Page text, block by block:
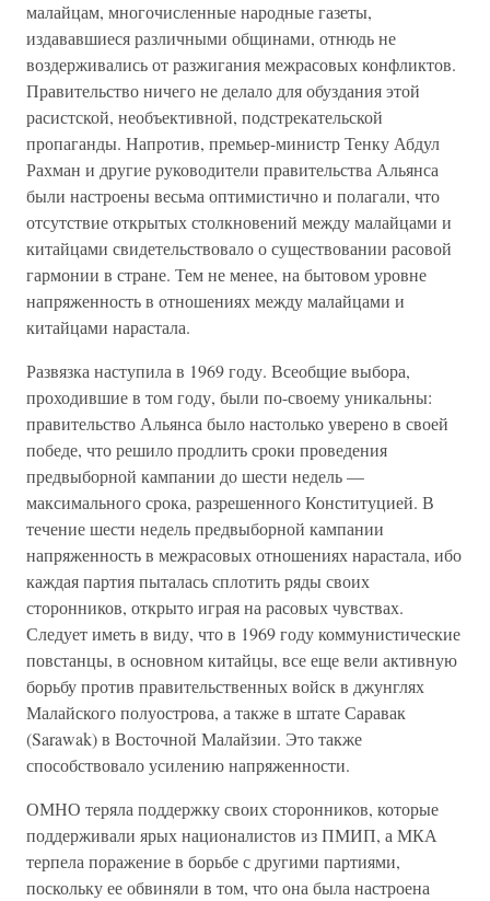
малайцам, многочисленные народные газеты,
издававшиеся различными общинами, отнюдь не
воздерживались от разжигания межрасовых конфликтов.
Правительство ничего не делало для обуздания этой
расистской, необъективной, подстрекательской
пропаганды. Напротив, премьер-министр Тенку Абдул
Рахман и другие руководители правительства Альянса
были настроены весьма оптимистично и полагали, что
отсутствие открытых столкновений между малайцами и
китайцами свидетельствовало о существовании расовой
гармонии в стране. Тем не менее, на бытовом уровне
напряженность в отношениях между малайцами и
китайцами нарастала.
Развязка наступила в 1969 году. Всеобщие выбора,
проходившие в том году, были по-своему уникальны:
правительство Альянса было настолько уверено в своей
победе, что решило продлить сроки проведения
предвыборной кампании до шести недель —
максимального срока, разрешенного Конституцией. В
течение шести недель предвыборной кампании
напряженность в межрасовых отношениях нарастала, ибо
каждая партия пыталась сплотить ряды своих
сторонников, открыто играя на расовых чувствах.
Следует иметь в виду, что в 1969 году коммунистические
повстанцы, в основном китайцы, все еще вели активную
борьбу против правительственных войск в джунглях
Малайского полуострова, а также в штате Саравак
(Sarawak) в Восточной Малайзии. Это также
способствовало усилению напряженности.
ОМНО теряла поддержку своих сторонников, которые
поддерживали ярых националистов из ПМИП, а МКА
терпела поражение в борьбе с другими партиями,
поскольку ее обвиняли в том, что она была настроена